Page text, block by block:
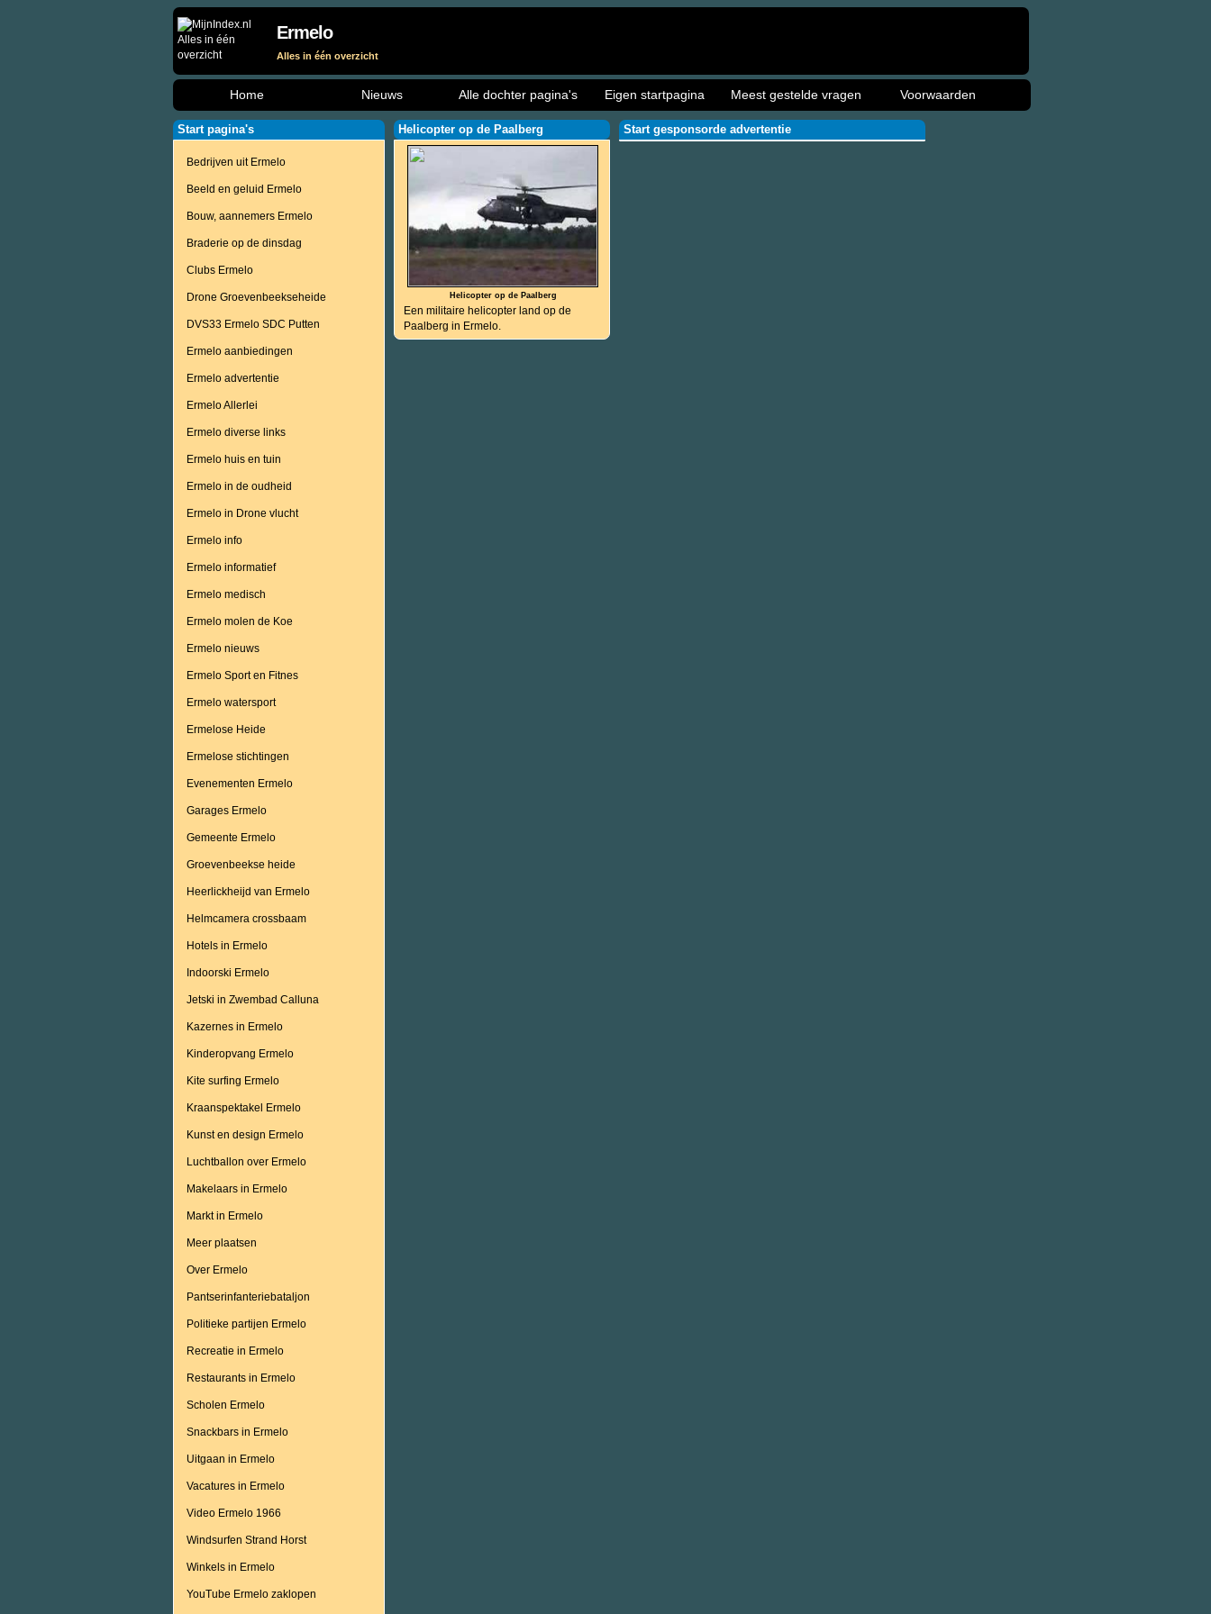
Ermelo
Alles in één overzicht
Home Nieuws Alle dochter pagina's Eigen startpagina Meest gestelde vragen Voorwaarden
Start pagina's
Bedrijven uit Ermelo
Beeld en geluid Ermelo
Bouw, aannemers Ermelo
Braderie op de dinsdag
Clubs Ermelo
Drone Groevenbeekseheide
DVS33 Ermelo SDC Putten
Ermelo aanbiedingen
Ermelo advertentie
Ermelo Allerlei
Ermelo diverse links
Ermelo huis en tuin
Ermelo in de oudheid
Ermelo in Drone vlucht
Ermelo info
Ermelo informatief
Ermelo medisch
Ermelo molen de Koe
Ermelo nieuws
Ermelo Sport en Fitnes
Ermelo watersport
Ermelose Heide
Ermelose stichtingen
Evenementen Ermelo
Garages Ermelo
Gemeente Ermelo
Groevenbeekse heide
Heerlickheijd van Ermelo
Helmcamera crossbaam
Hotels in Ermelo
Indoorski Ermelo
Jetski in Zwembad Calluna
Kazernes in Ermelo
Kinderopvang Ermelo
Kite surfing Ermelo
Kraanspektakel Ermelo
Kunst en design Ermelo
Luchtballon over Ermelo
Makelaars in Ermelo
Markt in Ermelo
Meer plaatsen
Over Ermelo
Pantserinfanteriebataljon
Politieke partijen Ermelo
Recreatie in Ermelo
Restaurants in Ermelo
Scholen Ermelo
Snackbars in Ermelo
Uitgaan in Ermelo
Vacatures in Ermelo
Video Ermelo 1966
Windsurfen Strand Horst
Winkels in Ermelo
YouTube Ermelo zaklopen
Helicopter op de Paalberg
Helicopter op de Paalberg
Een militaire helicopter land op de
Paalberg in Ermelo.
Start gesponsorde advertentie